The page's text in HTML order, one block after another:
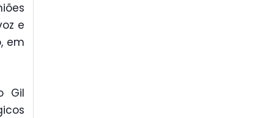
e
em
Gil